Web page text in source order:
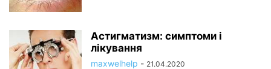
Астигматизм: симптоми і
лікування
maxwelhelp - 21.04.2020